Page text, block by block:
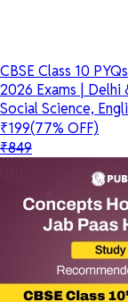
CBSE Class 10
2026 Exams | Delhi
Social Science,
₹199(77% OFF)
₹849